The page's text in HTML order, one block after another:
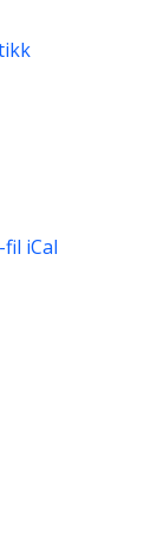
fil iCal